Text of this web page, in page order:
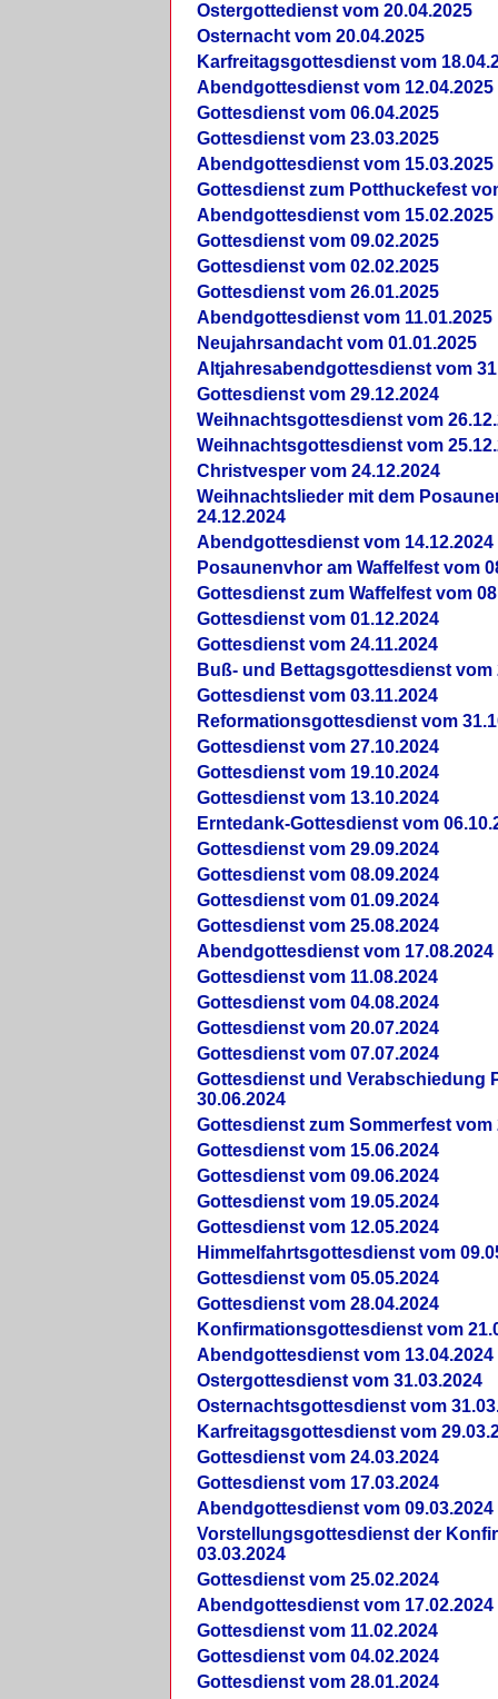
Ostergottedienst vom 20.04.2025
Osternacht vom 20.04.2025
Karfreitagsgottesdienst vom
Abendgottesdienst vom 12.04.2025
Gottesdienst vom 06.04.2025
Gottesdienst vom 23.03.2025
Abendgottesdienst vom 15.03.2025
Gottesdienst zum Potthuckefest
Abendgottesdienst vom 15.02.2025
Gottesdienst vom 09.02.2025
Gottesdienst vom 02.02.2025
Gottesdienst vom 26.01.2025
Abendgottesdienst vom 11.01.2025
Neujahrsandacht vom 01.01.2025
Altjahresabendgottesdienst vom
Gottesdienst vom 29.12.2024
Weihnachtsgottesdienst vom
Weihnachtsgottesdienst vom
Christvesper vom 24.12.2024
Weihnachtslieder mit dem
24.12.2024
Abendgottesdienst vom 14.12.2024
Posaunenvhor am Waffelfest vom
Gottesdienst zum Waffelfest vom
Gottesdienst vom 01.12.2024
Gottesdienst vom 24.11.2024
Buß- und Bettagsgottesdienst vom
Gottesdienst vom 03.11.2024
Reformationsgottesdienst vom
Gottesdienst vom 27.10.2024
Gottesdienst vom 19.10.2024
Gottesdienst vom 13.10.2024
Erntedank-Gottesdienst vom
Gottesdienst vom 29.09.2024
Gottesdienst vom 08.09.2024
Gottesdienst vom 01.09.2024
Gottesdienst vom 25.08.2024
Abendgottesdienst vom 17.08.2024
Gottesdienst vom 11.08.2024
Gottesdienst vom 04.08.2024
Gottesdienst vom 20.07.2024
Gottesdienst vom 07.07.2024
Gottesdienst und Verabschiedung
30.06.2024
Gottesdienst zum Sommerfest vom
Gottesdienst vom 15.06.2024
Gottesdienst vom 09.06.2024
Gottesdienst vom 19.05.2024
Gottesdienst vom 12.05.2024
Himmelfahrtsgottesdienst vom
Gottesdienst vom 05.05.2024
Gottesdienst vom 28.04.2024
Konfirmationsgottesdienst vom
Abendgottesdienst vom 13.04.2024
Ostergottesdienst vom 31.03.2024
Osternachtsgottesdienst vom
Karfreitagsgottesdienst vom
Gottesdienst vom 24.03.2024
Gottesdienst vom 17.03.2024
Abendgottesdienst vom 09.03.2024
Vorstellungsgottesdienst der
03.03.2024
Gottesdienst vom 25.02.2024
Abendgottesdienst vom 17.02.2024
Gottesdienst vom 11.02.2024
Gottesdienst vom 04.02.2024
Gottesdienst vom 28.01.2024